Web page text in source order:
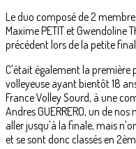
Le duo composé de 2
Maxime PETIT et Gwendoline
précédent lors de la petite
C'était également la première
volleyeuse ayant bientôt 18
France Volley Sourd, à une
Andres GUERRERO, un de
aller jusqu'à la finale, mais
et se sont donc classés en